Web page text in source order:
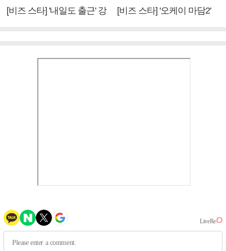
[비즈 스타] '내일도 출근' 강
[비즈 스타] '오케이 마담2'